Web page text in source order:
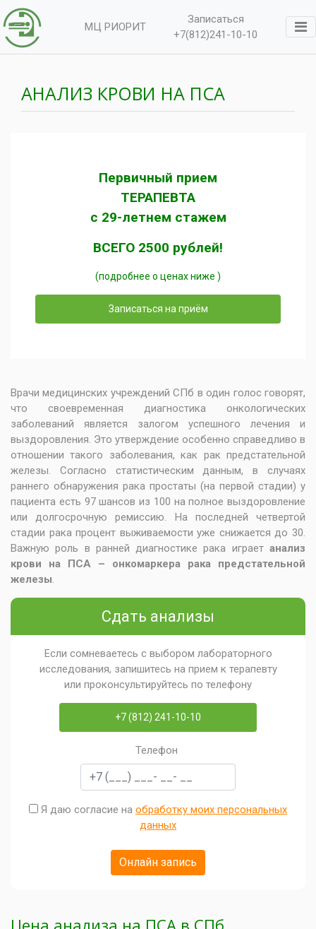
МЦ РИОРИТ
Записаться
+7(812)241-10-10
АНАЛИЗ КРОВИ НА ПСА
Первичный прием
ТЕРАПЕВТА
с 29-летнем стажем
ВСЕГО 2500 рублей!
(подробнее о ценах ниже )
Записаться на приём
Врачи медицинских учреждений СПб в один голос говорят,
что своевременная диагностика онкологических
заболеваний является залогом успешного лечения и
выздоровления. Это утверждение особенно справедливо в
отношении такого заболевания, как рак предстательной
железы. Согласно статистическим данным, в случаях
раннего обнаружения рака простаты (на первой стадии) у
пациента есть 97 шансов из 100 на полное выздоровление
или долгосрочную ремиссию. На последней четвертой
стадии рака процент выживаемости уже снижается до 30.
Важную роль в ранней диагностике рака играет анализ
крови на ПСА – онкомаркера рака предстательной
железы.
Сдать анализы
Если сомневаетесь с выбором лабораторного
исследования, запишитесь на прием к терапевту
или проконсультируйтесь по телефону
+7 (812) 241-10-10
Телефон
Я даю согласие на обработку моих персональных
данных
Цена анализа на ПСА в СПб